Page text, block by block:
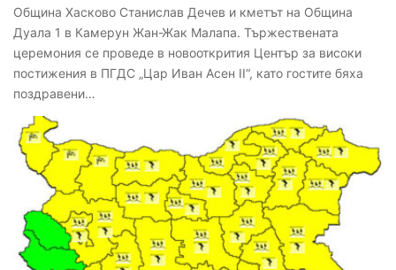
Община Хасково Станислав Дечев и кметът на Община
Дуала 1 в Камерун Жан-Жак Малапа. Тържествената
церемония се проведе в новооткрития Център за високи
постижения в ПГДС „Цар Иван Асен II“, като гостите бяха
поздравени…